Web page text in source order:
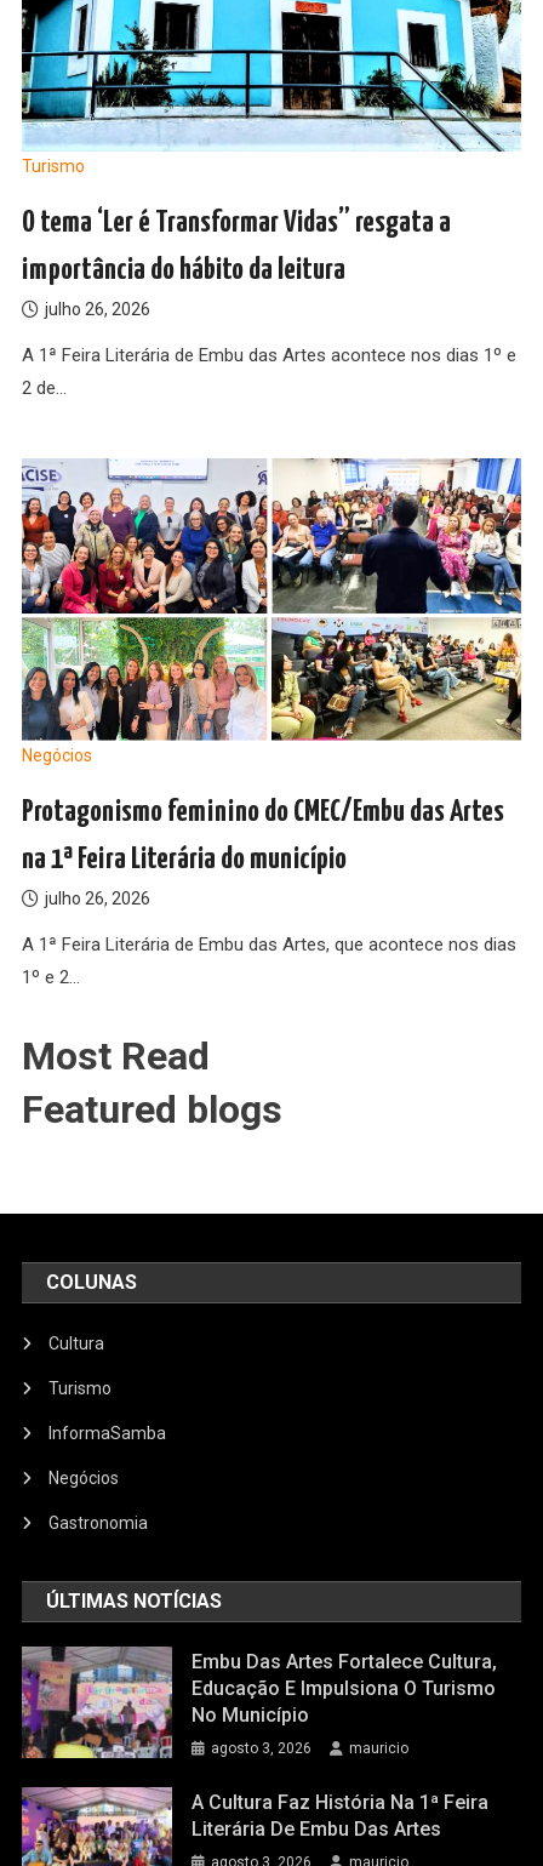
Turismo
O tema ‘Ler é Transformar Vidas” resgata a
importância do hábito da leitura
julho 26, 2026
A 1ª Feira Literária de Embu das Artes acontece nos dias 1º e
2 de…
Negócios
Protagonismo feminino do CMEC/Embu das Artes
na 1ª Feira Literária do município
julho 26, 2026
A 1ª Feira Literária de Embu das Artes, que acontece nos dias
1º e 2…
Most Read
Featured blogs
COLUNAS
Cultura
Turismo
InformaSamba
Negócios
Gastronomia
ÚLTIMAS NOTÍCIAS
Embu Das Artes Fortalece Cultura,
Educação E Impulsiona O Turismo
No Município
agosto 3, 2026 mauricio
A Cultura Faz História Na 1ª Feira
Literária De Embu Das Artes
agosto 3, 2026 mauricio